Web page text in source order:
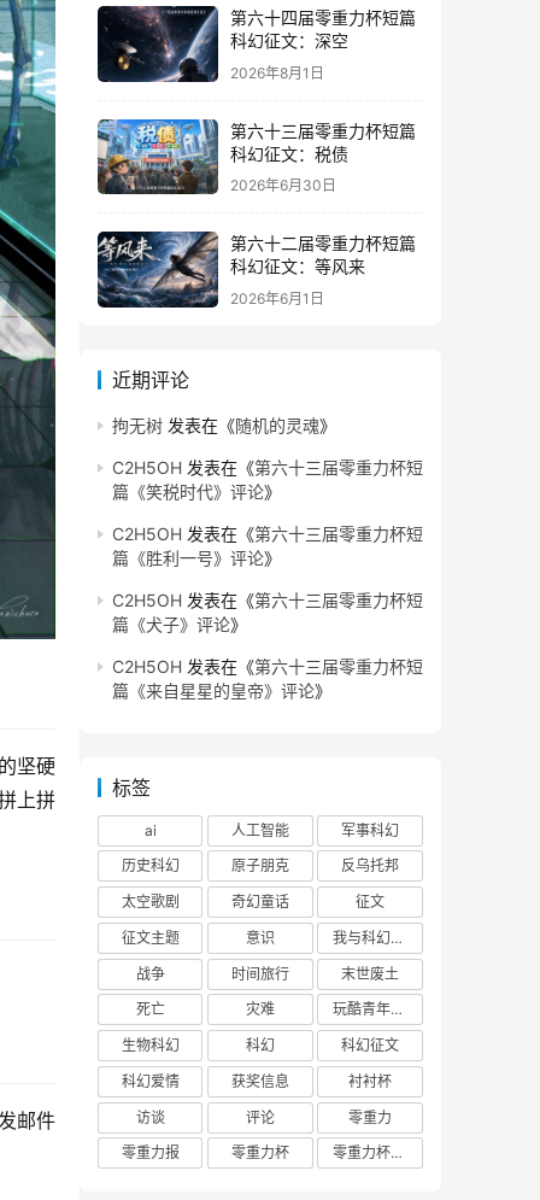
坚硬
上拼
邮件
第六十四届零重力杯短篇
科幻征文：深空
2026年8月1日
第六十三届零重力杯短篇
科幻征文：税债
2026年6月30日
第六十二届零重力杯短篇
科幻征文：等风来
2026年6月1日
近期评论
拘无树 发表在《随机的灵魂》
C2H5OH 发表在《第六十三届零重力杯短
篇《笑税时代》评论》
C2H5OH 发表在《第六十三届零重力杯短
篇《胜利一号》评论》
C2H5OH 发表在《第六十三届零重力杯短
篇《犬子》评论》
C2H5OH 发表在《第六十三届零重力杯短
篇《来自星星的皇帝》评论》
标签
ai 人工智能
军事科幻
历史科幻
原子朋克
反乌托邦
太空歌剧
奇幻童话
征文
征文主题
意识
我与科幻的回忆
战争
时间旅行
末世废土
死亡
灾难
玩酷青年零重力联合征文
生物科幻
科幻
科幻征文
科幻爱情
获奖信息
衬衬杯
访谈
评论
零重力
零重力报
零重力杯 零重力杯评论